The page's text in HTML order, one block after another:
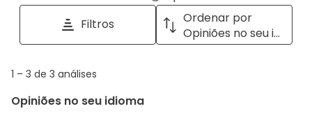
a
with
Filtros
Ordenar por
Opiniões no seu idioma
1
3
1 – 3 de 3 análises
Opiniões no seu idioma